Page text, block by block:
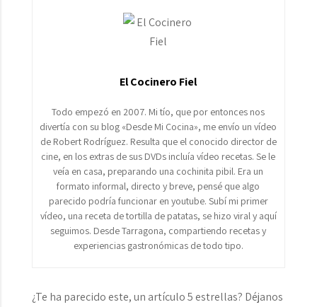
El Cocinero Fiel
Todo empezó en 2007. Mi tío, que por entonces nos
divertía con su blog «Desde Mi Cocina», me envío un vídeo
de Robert Rodríguez. Resulta que el conocido director de
cine, en los extras de sus DVDs incluía vídeo recetas. Se le
veía en casa, preparando una cochinita pibil. Era un
formato informal, directo y breve, pensé que algo
parecido podría funcionar en youtube. Subí mi primer
vídeo, una receta de tortilla de patatas, se hizo viral y aquí
seguimos. Desde Tarragona, compartiendo recetas y
experiencias gastronómicas de todo tipo.
¿Te ha parecido este, un artículo 5 estrellas? Déjanos